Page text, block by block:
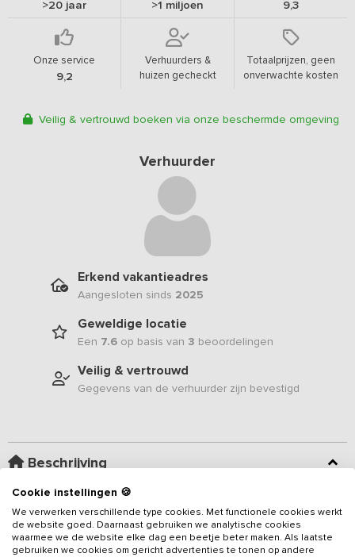
>20 jaar >1 miljoen 9,3
Onze service
9,2
Verhuurders &
huizen gecheckt
Totaalprijzen, geen
onverwachte kosten
Veilig & vertrouwd boeken via onze beschermde omgeving
Verhuurder
Erkend vakantieadres
Aangesloten sinds 2025
Geweldige locatie
Een 7.6 op basis van 3 beoordelingen
Veilig & vertrouwd
Gegevens van de verhuurder zijn bevestigd
Beschrijving
Landelijk gelegen in een eeuwenoude carréboerderij op een
steenworp afstand van de oevers van de Maas, bevindt zich dit
sfeervolle en huiselijkevakantieadresvoor 10 personen. Met 4
slaapkamers, een ruime woonkamer met open keuken en een
Cookie instellingen 🍪
We verwerken verschillende type cookies. Met functionele cookies werkt
de website goed. Daarnaast gebruiken we analytische cookies
waarmee we de website elke dag een beetje beter maken. Als laatste
gebruiken we cookies om gericht advertenties te tonen op andere